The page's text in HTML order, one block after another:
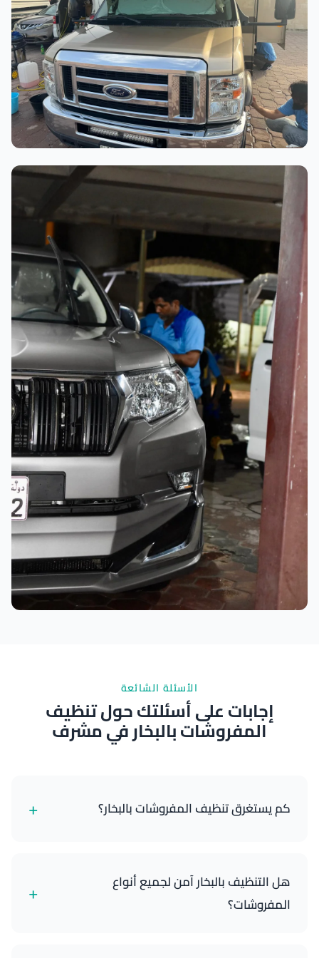
عملية الغسيل
الأسئلة الشائعة
إجابات على أسئلتك حول تنظيف
المفروشات بالبخار في مشرف
كم يستغرق تنظيف المفروشات بالبخار؟ +
سيارتك وحالة المفروشات.
هل التنظيف بالبخار آمن لجميع أنواع
المفروشات؟
+